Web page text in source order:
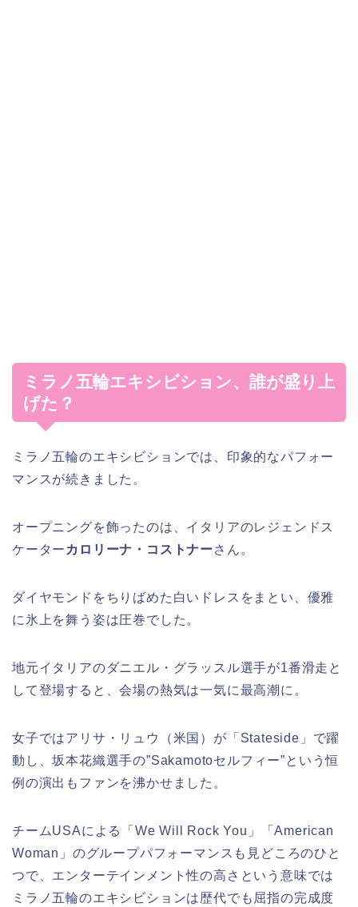
ミラノ五輪エキシビション、誰が盛り上
げた？
ミラノ五輪のエキシビションでは、印象的なパフォー
マンスが続きました。
オープニングを飾ったのは、イタリアのレジェンドス
ケーター カロリーナ・コストナーさん。
ダイヤモンドをちりばめた白いドレスをまとい、優雅
に氷上を舞う姿は圧巻でした。
地元イタリアのダニエル・グラッスル選手が1番滑走と
して登場すると、会場の熱気は一気に最高潮に。
女子ではアリサ・リュウ（米国）が「Stateside」で躍
動し、坂本花織選手の”Sakamotoセルフィー”という恒
例の演出もファンを沸かせました。
チームUSAによる「We Will Rock You」「American
Woman」のグループパフォーマンスも見どころのひと
つで、エンターテインメント性の高さという意味では
ミラノ五輪のエキシビションは歴代でも屈指の完成度